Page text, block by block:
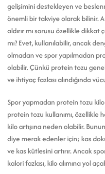
gelişimini destekleyen ve
önemli bir takviye olarak bilinir.
aldırır mı sorusu özellikle dikkat
mı? Evet, kullanılabilir, ancak
olmadan ve spor yapılmadan
olabilir. Çünkü protein tozu
ve ihtiyaç fazlası alındığında
Spor yapmadan protein tozu kilo
protein tozu kullanımı, özellikle
kilo artışına neden olabilir.
diye merak edenler için; kas
ve kas kütlesini artırır. Ancak
kalori fazlası, kilo alımına yol